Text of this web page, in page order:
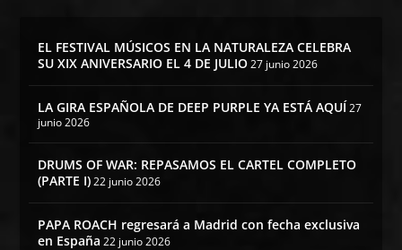
EL FESTIVAL MÚSICOS EN LA NATURALEZA CELEBRA
SU XIX ANIVERSARIO EL 4 DE JULIO 27 junio 2026
LA GIRA ESPAÑOLA DE DEEP PURPLE YA ESTÁ AQUÍ27
junio 2026
DRUMS OF WAR: REPASAMOS EL CARTEL COMPLETO
(PARTE I) 22 junio 2026
PAPA ROACH regresará a Madrid con fecha exclusiva
en España 22 junio 2026